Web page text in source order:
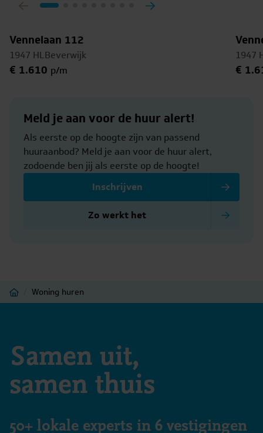
A+++
71 m2 2
Bekijk object
Vennelaan 112
1947 HLBeverwijk
€ 1.610 p/m
Bekijk object
1947
€
Meld je aan voor de huur alert!
Als eerste op de hoogte zijn van passend
huuraanbod? Meld je aan voor de huur alert,
zodoende ben jij als eerste op de hoogte!
Inschrijven
Zo werkt het
Home Woning huren
Samen uit,
samen thuis
50+ lokale experts in 6 vestigingen